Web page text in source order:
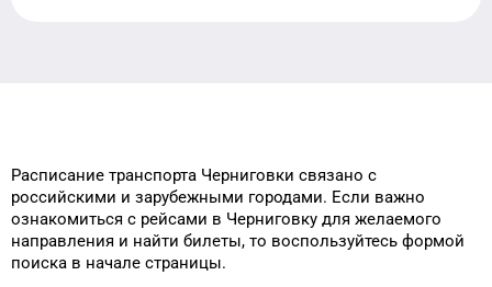
Расписание транспорта Черниговки связано с
российскими и зарубежными городами. Если важно
ознакомиться с рейсами в Черниговку для желаемого
направления и найти билеты, то воспользуйтесь формой
поиска в начале страницы.